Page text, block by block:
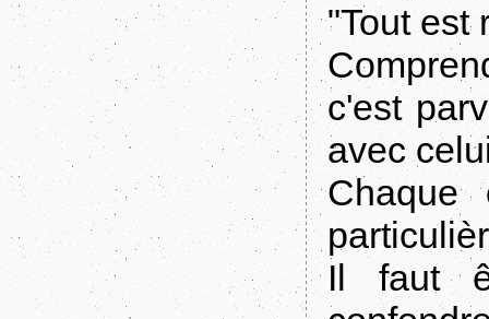
"Tout est
c'est
avec
Chaque
Il faut